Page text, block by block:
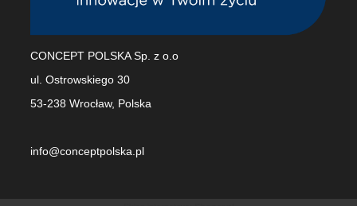
CONCEPT POLSKA Sp. z o.o
ul. Ostrowskiego 30
53-238 Wrocław, Polska
info@conceptpolska.pl